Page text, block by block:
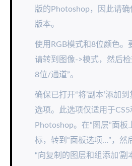
版的Photoshop，因此请
版本。
使用RGB模式和8位颜色。
请转到图像->模式，然后检
8位/通道”。
确保已打开“将’副本’添加
选项。此选项仅适用于
Photoshop。在“图层”面板
标，转到“面板选项…”，然
“向复制的图层和组添加’副本